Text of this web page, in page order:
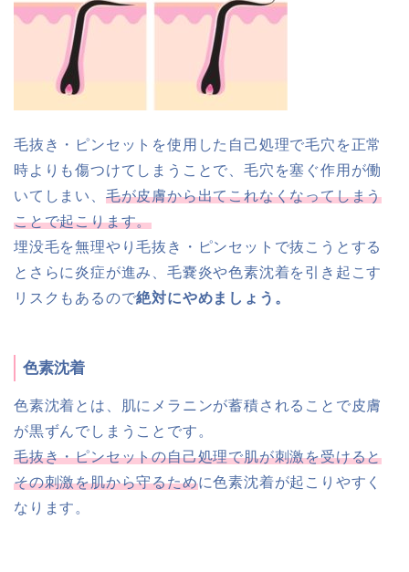
毛抜き・ピンセットを使用した自己処理で毛穴を正常
時よりも傷つけてしまうことで、毛穴を塞ぐ作用が働
いてしまい、 毛が皮膚から出てこれなくなってしまう
ことで起こります。
埋没毛を無理やり毛抜き・ピンセットで抜こうとする
とさらに炎症が進み、毛嚢炎や色素沈着を引き起こす
リスクもあるので絶対にやめましょう。
色素沈着
色素沈着とは、肌にメラニンが蓄積されることで皮膚
が黒ずんでしまうことです。
毛抜き・ピンセットの自己処理で肌が刺激を受けると
その刺激を肌から守るために色素沈着が起こりやすく
なります。